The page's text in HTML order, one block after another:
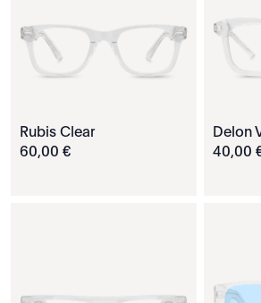
Rubis Clear
60,00 €
Delon
40,00